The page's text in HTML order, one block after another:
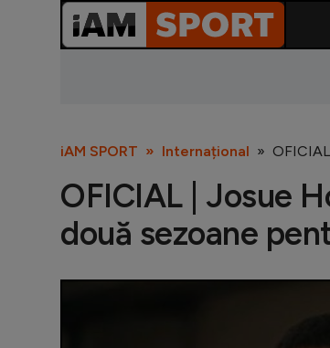
iAM SPORT Internațional
OFICIAL | Josue
două sezoane